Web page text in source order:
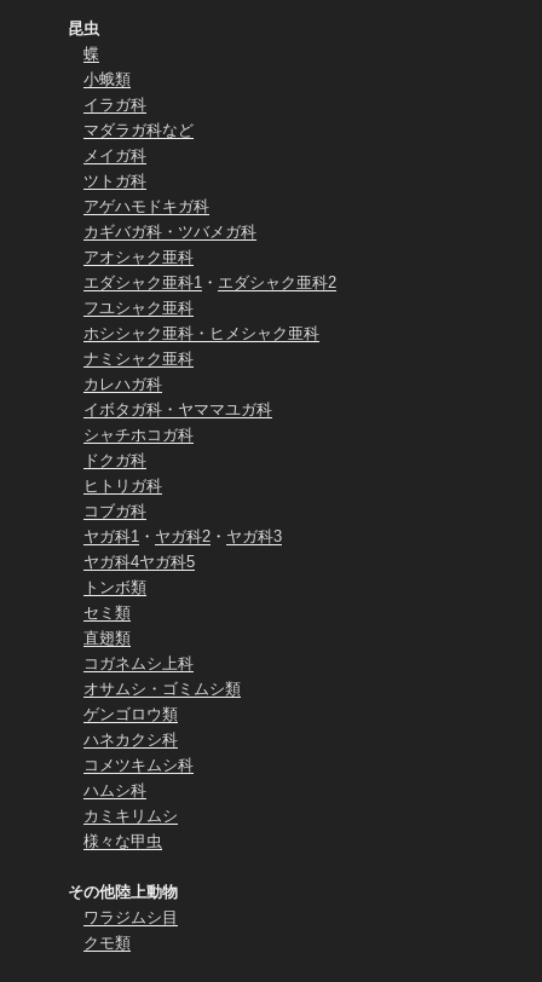
昆虫
蝶
小蛾類
イラガ科
マダラガ科など
メイガ科
ツトガ科
アゲハモドキガ科
カギバガ科・ツバメガ科
アオシャク亜科
エダシャク亜科1 ・ エダシャク亜科2
フユシャク亜科
ホシシャク亜科・ヒメシャク亜科
ナミシャク亜科
カレハガ科
イボタガ科・ヤママユガ科
シャチホコガ科
ドクガ科
ヒトリガ科
コブガ科
ヤガ科1 ・ ヤガ科2 ・ ヤガ科3
ヤガ科4ヤガ科5
トンボ類
セミ類
直翅類
コガネムシ上科
オサムシ・ゴミムシ類
ゲンゴロウ類
ハネカクシ科
コメツキムシ科
ハムシ科
カミキリムシ
様々な甲虫
その他陸上動物
ワラジムシ目
クモ類